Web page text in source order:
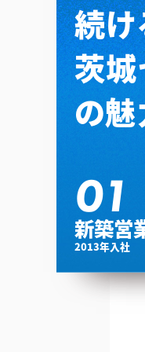
続け
茨城
の魅
01
新築営
2013年入社